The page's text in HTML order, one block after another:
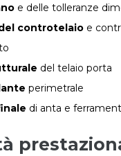
e delle tolleranze
controtelaio e
del telaio porta
perimetrale
di anta e